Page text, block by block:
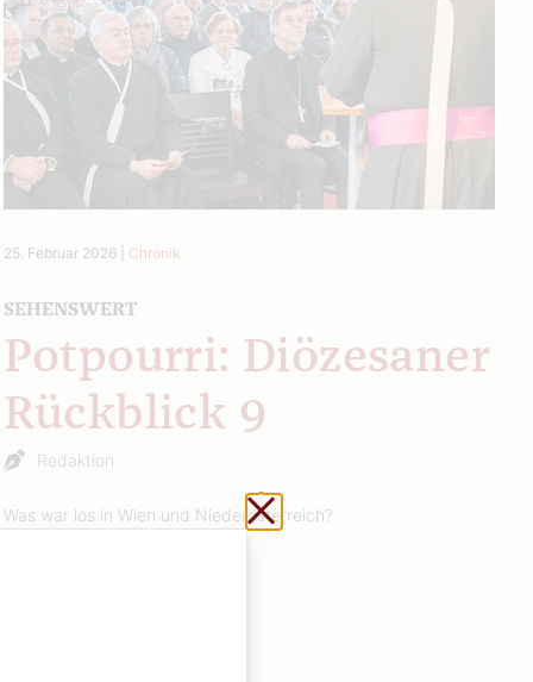
25. Februar 2026| Chronik
SEHENSWERT
Potpourri: Diözesaner
Rückblick 9
Redaktion
Was war los in Wien und Niederösterreich?Schließen ohne zu